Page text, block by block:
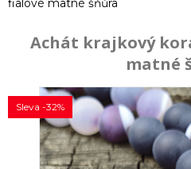
fialové matné šňůra
Achát krajkový
matné
Sleva -32%